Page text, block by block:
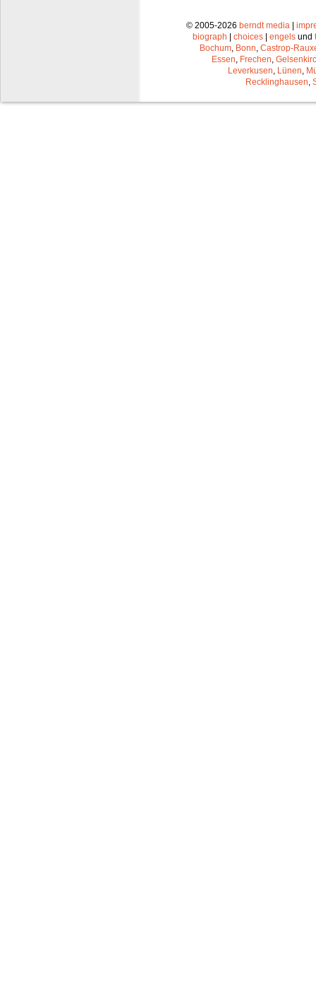
© 2005-2026 berndt media |
biograph | choices | engels und
Bochum Bonn Castrop-
Essen Frechen
Leverkusen Lünen
Recklinghausen